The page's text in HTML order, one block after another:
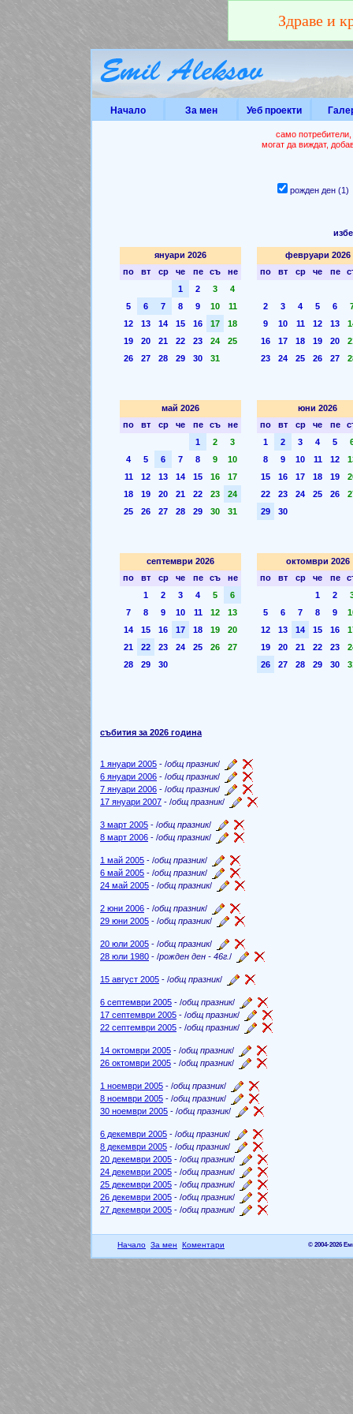
Здраве и
Начало За мен Уеб проекти
само
могат да виждат,
рожден ден
януари 2026
по
вт ср че пе съ
не
1
2 3
4
5
6 7 8 9 10
11
12
13 14 15 16 17
18
19
20 21 22 23 24
25
26
27 28 29 30 31
февруари 2026
по
вт ср че пе
2 3 4 5 6
9
10 11 12 13
16
17 18 19 20
23
24 25 26 27
май 2026
по
вт ср че пе съ
не
1
2
3
4
5 6 7 8 9
10
11
12 13 14 15 16
17
18
19 20 21 22 23
24
25
26 27 28 29 30 31
юни 2026
по
вт ср че пе
1
2 3 4 5
8
9 10 11 12
15
16 17 18 19
22
23 24 25 26
29
30
септември 2026
по
вт ср че пе съ
не
1
2 3 4 5
6
7
8 9 10 11 12
13
14
15 16 17 18 19
20
21
22 23 24 25 26
27
28
29 30
октомври 2026
по
вт ср че пе
1
2
5
6 7 8 9
12
13 14 15 16
19
20 21 22 23
26
27 28 29 30
събития за 2026 година
1 януари 2005 - /общ празник/
6 януари 2006 - /общ празник/
7 януари 2006 - /общ празник/
17 януари 2007 - /общ празник/
3 март 2005 - /общ празник/
8 март 2006 - /общ празник/
1 май 2005 - /общ празник/
6 май 2005 - /общ празник/
24 май 2005 - /общ празник/
2 юни 2006 - /общ празник/
29 юни 2005 - /общ празник/
20 юли 2005 - /общ празник/
28 юли 1980 - /рожден ден - 46г./
15 август 2005 - /общ празник/
6 септември 2005 - /общ празник/
17 септември 2005 - /общ празник/
22 септември 2005 - /общ празник/
14 октомври 2005 - /общ празник/
26 октомври 2005 - /общ празник/
1 ноември 2005 - /общ празник/
8 ноември 2005 - /общ празник/
30 ноември 2005 - /общ празник/
6 декември 2005 - /общ празник/
8 декември 2005 - /общ празник/
20 декември 2005 - /общ празник/
24 декември 2005 - /общ празник/
25 декември 2005 - /общ празник/
26 декември 2005 - /общ празник/
27 декември 2005 - /общ празник/
Начало За мен Коментари © 2004-2026